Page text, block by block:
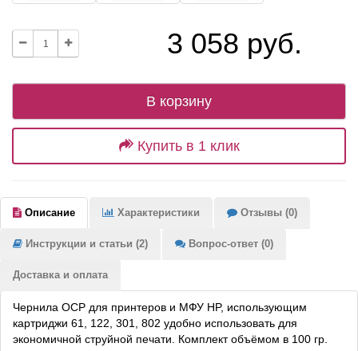
3 058 руб.
В корзину
Купить в 1 клик
Описание Характеристики Отзывы (0)
Инструкции и статьи (2) Вопрос-ответ (0)
Доставка и оплата
Чернила OCP для принтеров и МФУ HP, использующим
картриджи 61, 122, 301, 802 удобно использовать для
экономичной струйной печати. Комплект объёмом в 100 гр.